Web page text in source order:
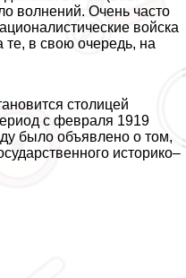
волнений. Очень часто
войска
в свою очередь, на
столицей
с февраля 1919
было объявлено о том,
историко–